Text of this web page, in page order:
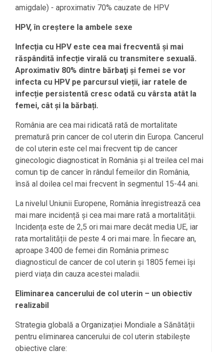
amigdale) - aproximativ 70% cauzate de HPV
HPV, în creștere la ambele sexe
Infecția cu HPV este cea mai frecventă și mai
răspândită infecție virală cu transmitere sexuală.
Aproximativ 80% dintre bărbaţi și femei se vor
infecta cu HPV pe parcursul vieții, iar ratele de
infecție persistentă cresc odată cu vârsta atât la
femei, cât și la bărbați.
România are cea mai ridicată rată de mortalitate
prematură prin cancer de col uterin din Europa. Cancerul
de col uterin este cel mai frecvent tip de cancer
ginecologic diagnosticat în România și al treilea cel mai
comun tip de cancer în rândul femeilor din România,
însă al doilea cel mai frecvent în segmentul 15-44 ani.
La nivelul Uniunii Europene, România înregistrează cea
mai mare incidență și cea mai mare rată a mortalității.
Incidența este de 2,5 ori mai mare decât media UE, iar
rata mortalității de peste 4 ori mai mare. În fiecare an,
aproape 3400 de femei din România primesc
diagnosticul de cancer de col uterin și 1805 femei își
pierd viața din cauza acestei maladii.
Eliminarea cancerului de col uterin – un obiectiv
realizabil
Strategia globală a Organizației Mondiale a Sănătății
pentru eliminarea cancerului de col uterin stabilește
obiective clare: